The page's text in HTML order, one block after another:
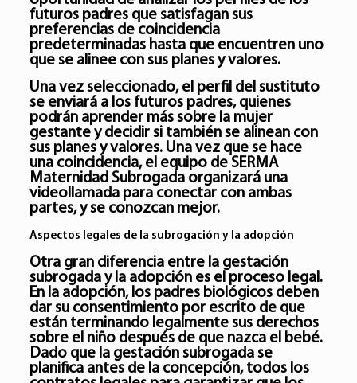
futuros padres que satisfagan sus
preferencias de coincidencia
predeterminadas hasta que encuentren uno
que se alinee con sus planes y valores.
Una vez seleccionado, el perfil del sustituto
se enviará a los futuros padres, quienes
podrán aprender más sobre la mujer
gestante y decidir si también se alinean con
sus planes y valores. Una vez que se hace
una coincidencia, el equipo de SERMA
Maternidad Subrogada organizará una
videollamada para conectar con ambas
partes, y se conozcan mejor.
Aspectos legales de la subrogación y la adopción
Otra gran diferencia entre la gestación
subrogada y la adopción es el proceso legal.
En la adopción, los padres biológicos deben
dar su consentimiento por escrito de que
están terminando legalmente sus derechos
sobre el niño después de que nazca el bebé.
Dado que la gestación subrogada se
planifica antes de la concepción, todos los